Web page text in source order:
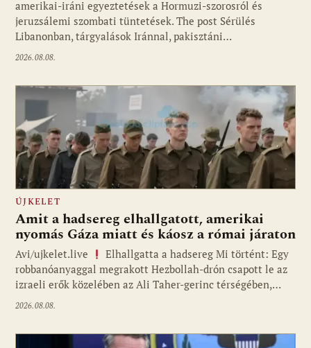
amerikai-iráni egyeztetések a Hormuzi-szorosról és
jeruzsálemi szombati tüntetések. The post Sérülés
Libanonban, tárgyalások Iránnal, pakisztáni…
2026.08.08.
ÚJKELET
Amit a hadsereg elhallgatott, amerikai
nyomás Gáza miatt és káosz a római járaton
Avi/ujkelet.live
Elhallgatta a hadsereg Mi történt: Egy
robbanóanyaggal megrakott Hezbollah-drón csapott le az
izraeli erők közelében az Ali Taher-gerinc térségében,…
2026.08.08.